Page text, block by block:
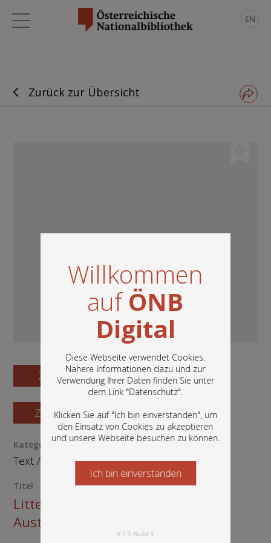
Willkommen
aufÖNB
Digital
Diese Webseite verwendet Cookies.
Nähere Informationen dazu und zur
Verwendung Ihrer Daten finden Sie unter
dem Link "Datenschutz".
Klicken Sie auf "Ich bin einverstanden", um
den Einsatz von Cookies zu akzeptieren
und unsere Webseite besuchen zu können.
In diesem Portal finden Sie die digitalen
Bestände der Österreichischen
Nationalbibliothek: Bücher, Fotografien,
Grafiken und vieles mehr.
Ich bin einverstanden
Starten Sie jetzt
V 2.0 Build 3
EN
Zurück zur Übersicht
Zum Digitalisat
Zum Katalogisat
Kategorie / Medientyp
Text/ Manuskript
Titel
Litterae annuae provinciae
Austriae Societatis Iesu a. 1692